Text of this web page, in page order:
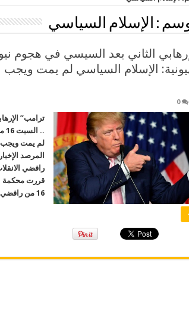
: الإسلام السياسي
الإسلام السياسي لم يمت ويجب
0
ترامب”
لم يمت ويجب
16 من رافضي الانقلاب بمركز سمالوط بالمنيا، …